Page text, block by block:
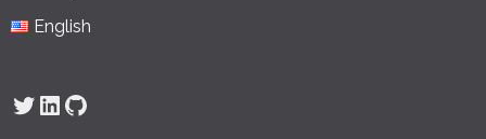
English
Twitter
LinkedIn
GitHub